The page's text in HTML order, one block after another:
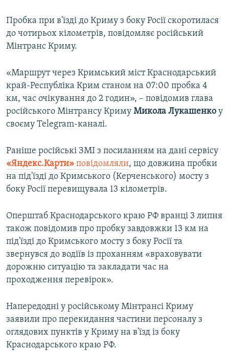
Усі сайти RFE/RL
Пробка при в'їзді до Криму з боку Росії скоротилася
до чотирьох кілометрів, повідомляє російський
Мінтранс Криму.
«Маршрут через Кримський міст Краснодарський
край-Республіка Крим станом на 07:00 пробка 4
км, час очікування до 2 годин», – повідомив глава
російського Мінтрансу Криму Микола Лукашенко у
своєму Telegram-каналі.
Раніше російські ЗМІ з посиланням на дані сервісу
«Яндекс.Карти» повідомляли, що довжина пробки
на під'їзді до Кримського (Керченського) мосту з
боку Росії перевищувала 13 кілометрів.
Оперштаб Краснодарського краю РФ вранці 3 липня
також повідомив про пробку завдовжки 13 км на
під'їзді до Кримського мосту з боку Росії та
звернувся до водіїв із проханням «враховувати
дорожню ситуацію та закладати час на
проходження перевірок».
Напередодні у російському Мінтрансі Криму
заявили про перекидання частини персоналу з
оглядових пунктів у Криму на в'їзд із боку
Краснодарського краю РФ.